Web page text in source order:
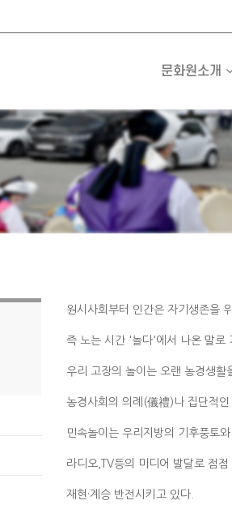
문화원소개
원시사회부터 인간은 자기생존을
즉 노는 시간 '놀다'에서 나온 말로
우리 고장의 놀이는 오랜 농경생활
농경사회의 의례(儀禮)나 집단적
민속놀이는 우리지방의 기후풍토
라디오,TV등의 미디어 발달로 점점
재현·계승 반전시키고 있다.